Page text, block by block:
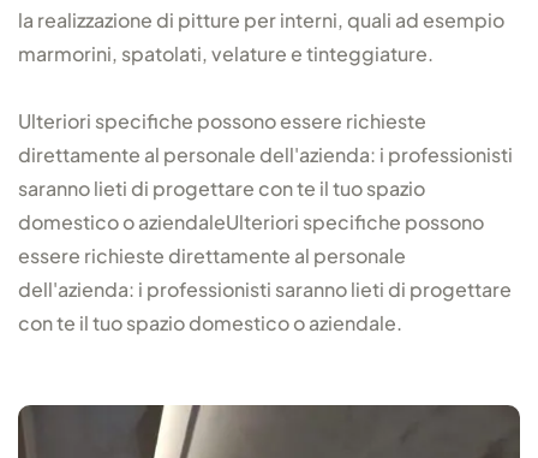
la realizzazione di pitture per interni, quali ad esempio
marmorini, spatolati, velature e tinteggiature.
Ulteriori specifiche possono essere richieste
direttamente al personale dell'azienda: i professionisti
saranno lieti di progettare con te il tuo spazio
domestico o aziendaleUlteriori specifiche possono
essere richieste direttamente al personale
dell'azienda: i professionisti saranno lieti di progettare
con te il tuo spazio domestico o aziendale.